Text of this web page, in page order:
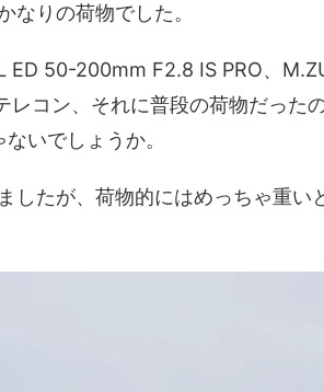
なりの荷物でした。
ED 50-200mm F2.8 IS PRO、
レコン、それに普段の荷物だった
いでしょうか。
したが、荷物的にはめっちゃ重い